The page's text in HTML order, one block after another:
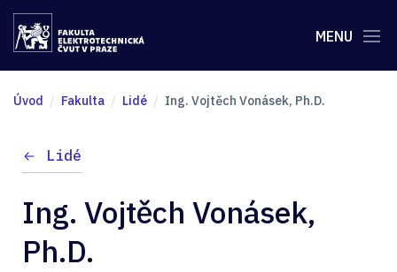
MENU
Úvod Fakulta Lidé Ing. Vojtěch Vonásek, Ph.D.
Lidé
Ing. Vojtěch Vonásek,
Ph.D.